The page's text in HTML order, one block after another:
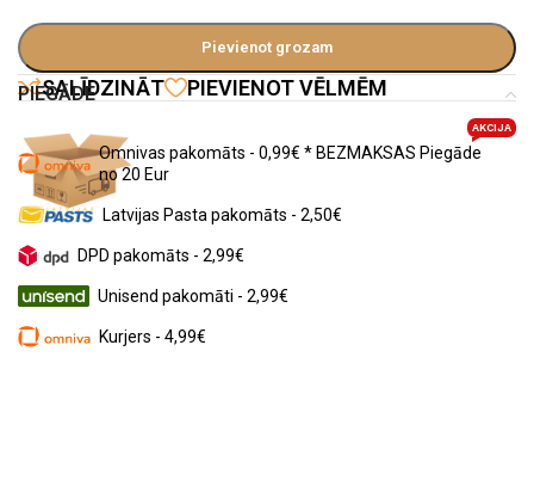
Pievienot grozam
SALĪDZINĀT PIEVIENOT VĒLMĒM
PIEGĀDE
Omnivas pakomāts - 0,99€ * BEZMAKSAS Piegāde
no 20 Eur
AKCIJA
Latvijas Pasta pakomāts - 2,50€
DPD pakomāts - 2,99€
Unisend pakomāti - 2,99€
Kurjers - 4,99€